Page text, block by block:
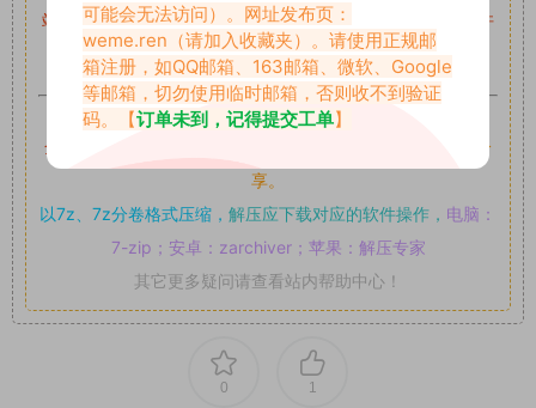
站内资源为网友个人学习或测试研究使用，未经原版权作者许
可,禁止用于任何商业途径！请在下载24小时内删除！
如果遇到付费才可获取的素材，建议升级
全站付费素材可提供补档服务
素材以主流网盘分
享。
以7z、7z分卷格式压缩， 解压应下载对应的软件操作， 电脑：
7-zip；安卓：zarchiver；苹果：解压专家
其它更多疑问请查看站内帮助中心！
0 1
可能会无法访问）。网址发布页：
weme.ren （请加入收藏夹）。请使用正规邮
箱注册，如QQ邮箱、163邮箱、微软、Google
等邮箱，切勿使用临时邮箱，否则收不到验证
码。【订单未到，记得提交工单】